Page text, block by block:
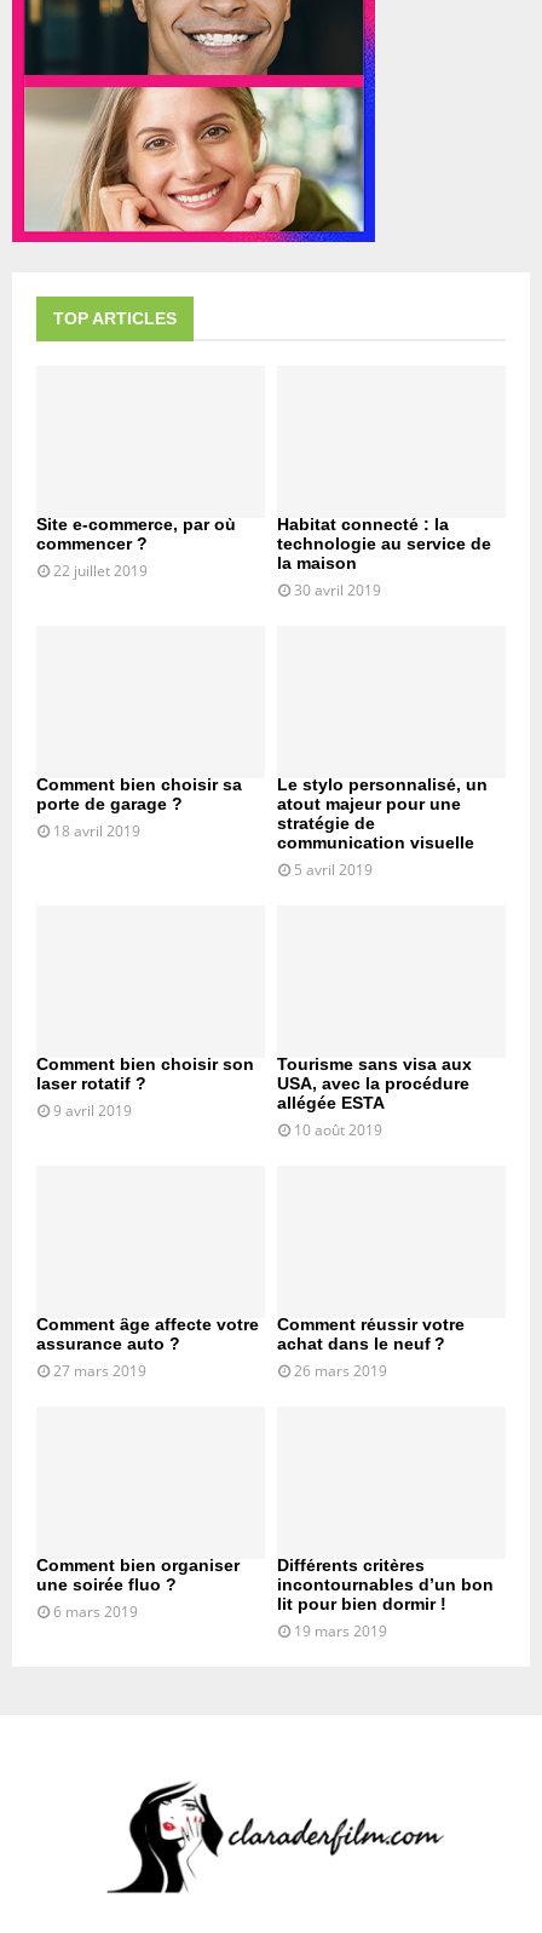
TOP ARTICLES
Site e-commerce, par où
commencer ?
22 juillet 2019
Habitat connecté : la
technologie au service de
la maison
30 avril 2019
Comment bien choisir sa
porte de garage ?
18 avril 2019
Le stylo personnalisé, un
atout majeur pour une
stratégie de
communication visuelle
5 avril 2019
Comment bien choisir son
laser rotatif ?
9 avril 2019
Tourisme sans visa aux
USA, avec la procédure
allégée ESTA
10 août 2019
Comment âge affecte votre
assurance auto ?
27 mars 2019
Comment réussir votre
achat dans le neuf ?
26 mars 2019
Comment bien organiser
une soirée fluo ?
6 mars 2019
Différents critères
incontournables d’un bon
lit pour bien dormir !
19 mars 2019